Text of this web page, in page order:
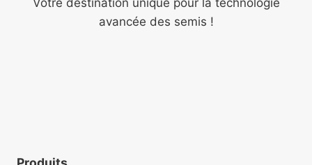
Votre destination unique pour la technologie
avancée des semis !